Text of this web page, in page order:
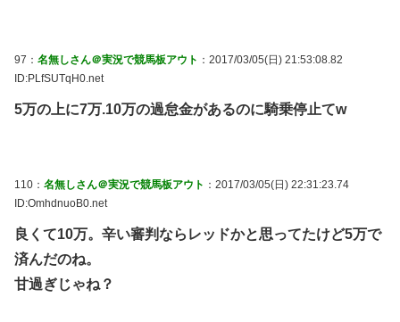
97： 名無しさん＠実況で競馬板アウト ：2017/03/05(日) 21:53:08.82
ID:PLfSUTqH0.net
5万の上に7万.10万の過怠金があるのに騎乗停止てw
110： 名無しさん＠実況で競馬板アウト ：2017/03/05(日) 22:31:23.74
ID:OmhdnuoB0.net
良くて10万。辛い審判ならレッドかと思ってたけど5万で
済んだのね。
甘過ぎじゃね？